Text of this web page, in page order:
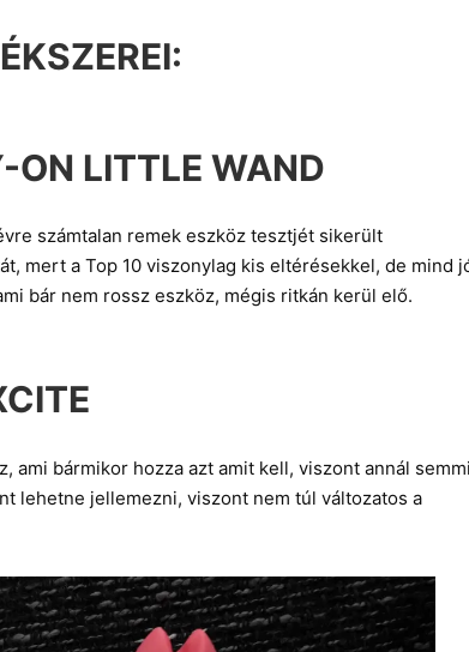
ON LITTLE WAND
számtalan remek eszköz tesztjét sikerült
mert a Top 10 viszonylag kis eltérésekkel, de mind
bár nem rossz eszköz, mégis ritkán kerül elő.
ami bármikor hozza azt amit kell, viszont annál semmi
lehetne jellemezni, viszont nem túl változatos a